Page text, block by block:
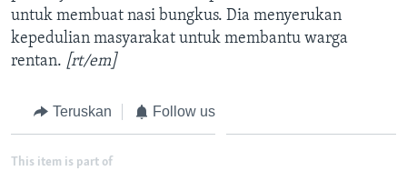
untuk membuat nasi bungkus. Dia menyerukan
kepedulian masyarakat untuk membantu warga
rentan. [rt/em]
Teruskan Follow us
This item is part of